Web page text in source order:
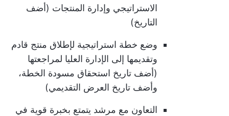
الاستراتيجي وإدارة المنتجات (أضف
التاريخ)
وضع خطة استراتيجية لإطلاق منتج قادم
وتقديمها إلى الإدارة العليا لمراجعتها
(أضف تاريخ استحقاق مسودة الخطة،
وأضف تاريخ العرض التقديمي)
التعاون مع مرشد يتمتع بخبرة قوية في